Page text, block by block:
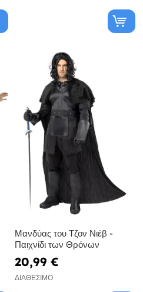
Μανδύας του Τζον Νιέβ -
Παιχνίδι των Θρόνων
20,99 €
ΔΙΑΘΈΣΙΜΟ